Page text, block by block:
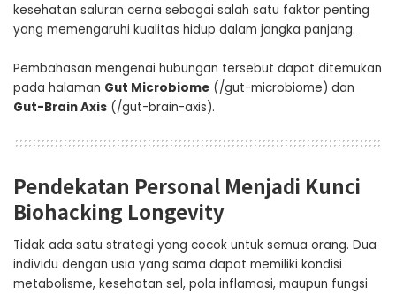
kesehatan saluran cerna sebagai salah satu faktor penting
yang memengaruhi kualitas hidup dalam jangka panjang.
Pembahasan mengenai hubungan tersebut dapat ditemukan
pada halaman Gut Microbiome (/gut-microbiome) dan
Gut-Brain Axis (/gut-brain-axis).
Pendekatan Personal Menjadi Kunci
Biohacking Longevity
Tidak ada satu strategi yang cocok untuk semua orang. Dua
individu dengan usia yang sama dapat memiliki kondisi
metabolisme, kesehatan sel, pola inflamasi, maupun fungsi